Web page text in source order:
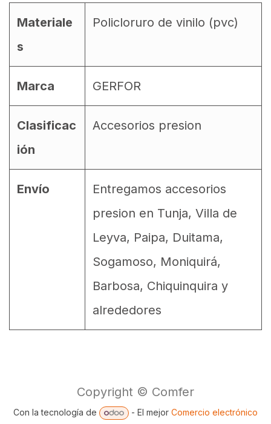
Materiale
s
Policloruro de vinilo (pvc)
Marca GERFOR
Clasificac
ión
Accesorios presion
Envío
Entregamos accesorios
presion en Tunja, Villa de
Leyva, Paipa, Duitama,
Sogamoso, Moniquirá,
Barbosa, Chiquinquira y
alrededores
Copyright © Comfer
Con la tecnología de - El mejor Comercio electrónico